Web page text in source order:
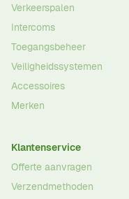
Verkeerspalen
Intercoms
Toegangsbeheer
Veiligheidssystemen
Accessoires
Merken
Klantenservice
Offerte aanvragen
Verzendmethoden